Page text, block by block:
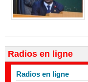
Radios en ligne
Radios en ligne